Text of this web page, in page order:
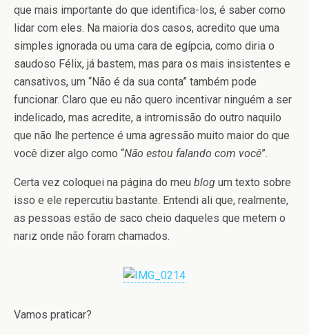
que mais importante do que identifica-los, é saber como
lidar com eles. Na maioria dos casos, acredito que uma
simples ignorada ou uma cara de egípcia, como diria o
saudoso Félix, já bastem, mas para os mais insistentes e
cansativos, um “Não é da sua conta” também pode
funcionar. Claro que eu não quero incentivar ninguém a ser
indelicado, mas acredite, a intromissão do outro naquilo
que não lhe pertence é uma agressão muito maior do que
você dizer algo como “Não estou falando com você”.
Certa vez coloquei na página do meu blog um texto sobre
isso e ele repercutiu bastante. Entendi ali que, realmente,
as pessoas estão de saco cheio daqueles que metem o
nariz onde não foram chamados.
Vamos praticar?